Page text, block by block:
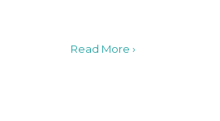
Read More ›